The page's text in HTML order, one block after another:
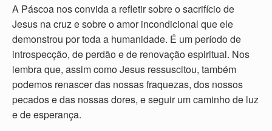
A Páscoa nos convida a refletir sobre o sacrifício de
Jesus na cruz e sobre o amor incondicional que ele
demonstrou por toda a humanidade. É um período de
introspecção, de perdão e de renovação espiritual. Nos
lembra que, assim como Jesus ressuscitou, também
podemos renascer das nossas fraquezas, dos nossos
pecados e das nossas dores, e seguir um caminho de luz
e de esperança.